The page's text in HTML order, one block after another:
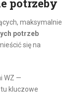
potrzeby
maksymalnie
potrzeb
się na
WZ —
kluczowe